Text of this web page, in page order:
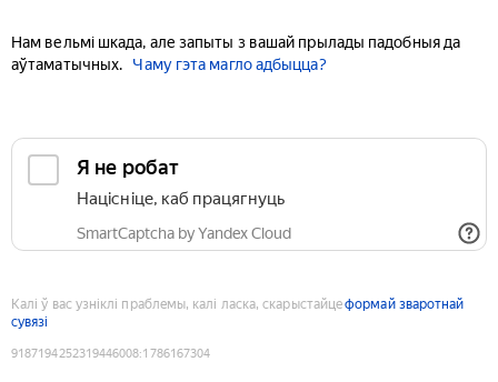
Нам вельмі шкада, але запыты з вашай прылады падобныя да
аўтаматычных.
Чаму гэта магло адбыцца?
Я не робат
Націсніце, каб працягнуць
SmartCaptcha by Yandex Cloud
Калі ў вас узніклі праблемы, калі ласка, скарыстайцеформай зваротнай
сувязі
9187194252319446008:1786167304